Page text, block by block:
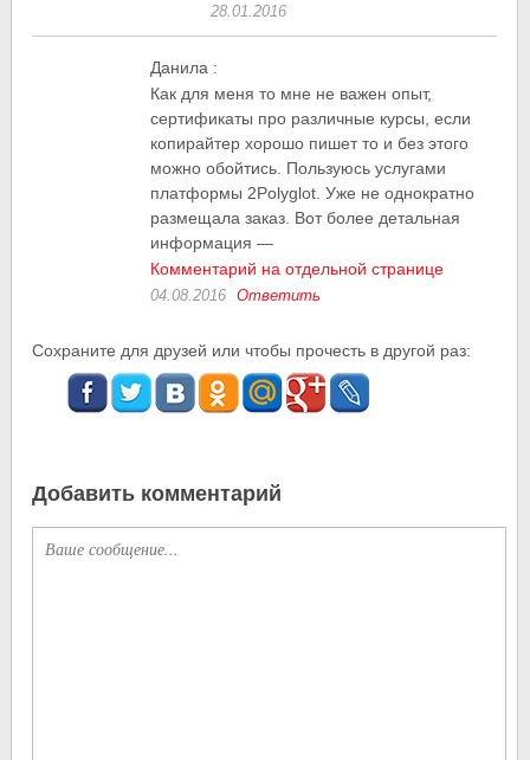
28.01.2016
Данила :
Как для меня то мне не важен опыт,
сертификаты про различные курсы, если
копирайтер хорошо пишет то и без этого
можно обойтись. Пользуюсь услугами
платформы 2Polyglot. Уже не однократно
размещала заказ. Вот более детальная
информация —
Комментарий на отдельной странице
04.08.2016 Ответить
Сохраните для друзей или чтобы прочесть в другой раз:
Добавить комментарий